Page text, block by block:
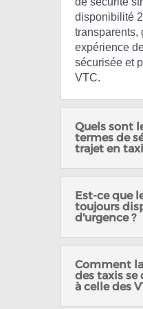
disponibilité
transparents,
expérience
sécurisée et
VTC.
Quels sont
termes de
trajet en
Est-ce que
toujours
d'urgence ?
Comment
des taxis
à celle des